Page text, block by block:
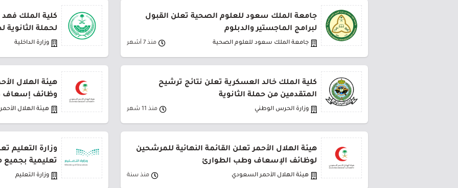
جامعة الملك سعود للعلوم الصحية تعلن القبول
لبرامج الماجستير والدبلوم
جامعة الملك سعود للعلوم الصحية منذ 7 أشهر
كلية الملك فهد
لحملة الثانوية
وزارة الداخلية
كلية الملك خالد العسكرية تعلن نتائج ترشيح
المتقدمين من حملة الثانوية
وزارة الحرس الوطني منذ 11 شهر
هيئة الهلال
وظائف إسعاف
هيئة الهلال
هيئة الهلال الأحمر تعلن القائمة النهائية للمرشحين
لوظائف الإسعاف وطب الطوارئ
هيئة الهلال الأحمر السعودي منذ سنة
تعليمية بجميع
وزارة التعليم